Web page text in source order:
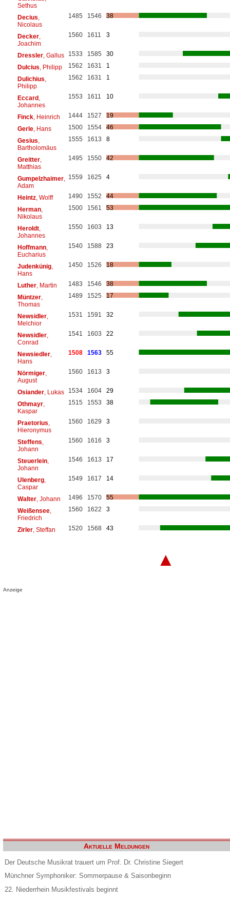
Sethus
Decius
Nicolaus
1485 1546 38
Decker,
Joachim
1560 1611 3
Dressler, Gallus 1533 1585
30
Dulcius , Philipp 1562 1631
1
Dulichius
Philipp
1562 1631 1
Eccard,
Johannes
1553 1611 10
Finck, Heinrich 1444 1527
19
Gerle, Hans 1500 1554
46
Gesius
Bartholomäus
1555 1613 8
Greitter,
Matthias
1495 1550 42
Gumpelzhaimer,
Adam
1559 1625 4
Heintz, Wolff 1490 1552
44
Herman,
Nikolaus
1500 1561 53
Heroldt,
Johannes
1550 1603 13
Hoffmann,
Eucharius
1540 1588 23
Judenkünig,
Hans
1450 1526 18
Luther, Martin 1483 1546
38
Müntzer,
Thomas
1489 1525 17
Newsidler,
Melchior
1531 1591 32
Newsidler,
Conrad
1541 1603 22
Newsiedler,
Hans
1508 1563 55
Nörmiger,
August
1560 1613 3
Osiander, Lukas 1534 1604
29
Othmayr,
Kaspar
1515 1553 38
Praetorius
Hieronymus
1560 1629 3
Steffens
Johann
1560 1616 3
Steuerlein,
Johann
1546 1613 17
Ulenberg,
Caspar
1549 1617 14
Walter, Johann 1496 1570
55
Weißensee,
Friedrich
1560 1622 3
Zirler, Steffan 1520 1568 43
▲
Anzeige
Aktuelle Meldungen
Der Deutsche Musikrat trauert um Prof. Dr. Christine Siegert
Münchner Symphoniker: Sommerpause & Saisonbeginn
22. Niederrhein Musikfestivals beginnt